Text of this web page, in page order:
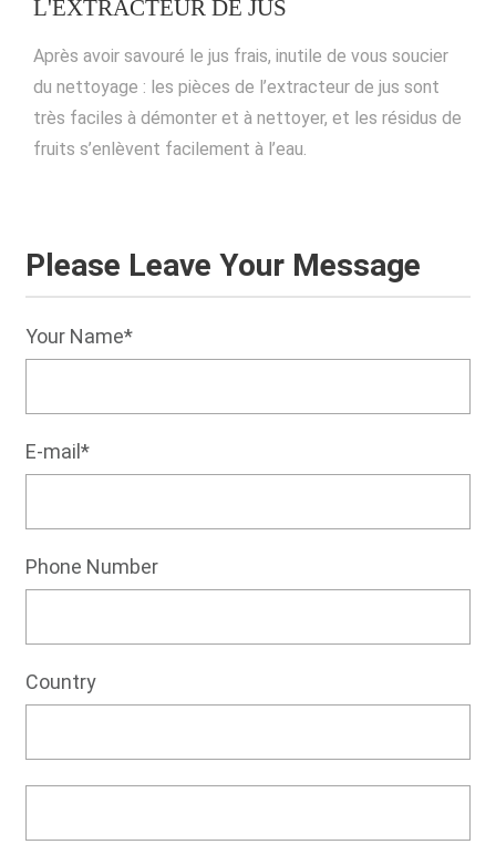
L'EXTRACTEUR DE JUS
Après avoir savouré le jus frais, inutile de vous soucier
du nettoyage : les pièces de l’extracteur de jus sont
très faciles à démonter et à nettoyer, et les résidus de
fruits s’enlèvent facilement à l’eau.
Please Leave Your Message
Your Name*
E-mail*
Phone Number
Country